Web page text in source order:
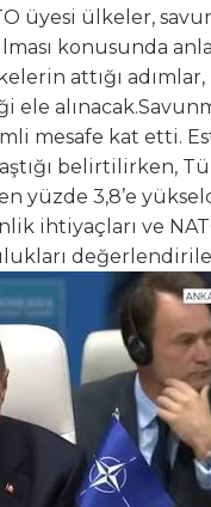
üyesi ülkeler,
konusunda
attığı
mesafe kat etti.
belirtilirken,
yüzde 3,8’e
ihtiyaçları ve